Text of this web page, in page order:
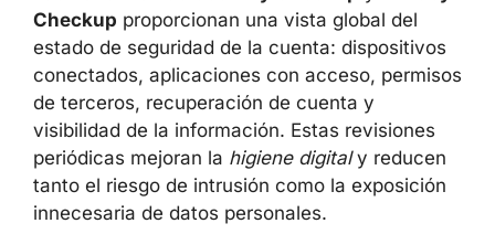
Las herramientasSecurity Checkupy
Privacy Checkupproporcionan una vista
global del estado de seguridad de la cuenta:
dispositivos conectados, aplicaciones con
acceso, permisos de terceros, recuperación
de cuenta y visibilidad de la información.
Estas revisiones periódicas mejoran lahigiene
digitaly reducen tanto el riesgo de intrusión